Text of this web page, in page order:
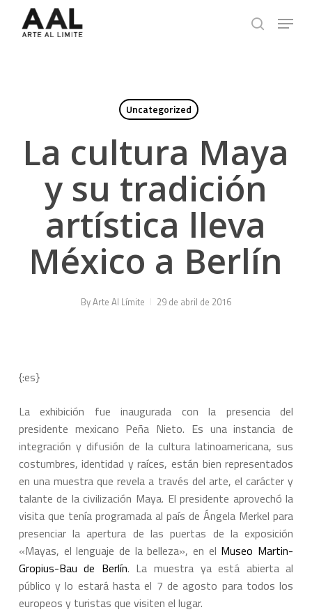
search
Menu
Uncategorized
La cultura Maya
y su tradición
artística lleva
México a Berlín
ByArte Al Límite 29 de abril de 2016
{:es}
La exhibición fue inaugurada con la presencia del
presidente mexicano Peña Nieto. Es una instancia de
integración y difusión de la cultura latinoamericana, sus
costumbres, identidad y raíces, están bien representados
en una muestra que revela a través del arte, el carácter y
talante de la civilización Maya. El presidente aprovechó la
visita que tenía programada al país de Ángela Merkel para
presenciar la apertura de las puertas de la exposición
«Mayas, el lenguaje de la belleza», en el Museo Martin-
Gropius-Bau de Berlín. La muestra ya está abierta al
público y lo estará hasta el 7 de agosto para todos los
europeos y turistas que visiten el lugar.